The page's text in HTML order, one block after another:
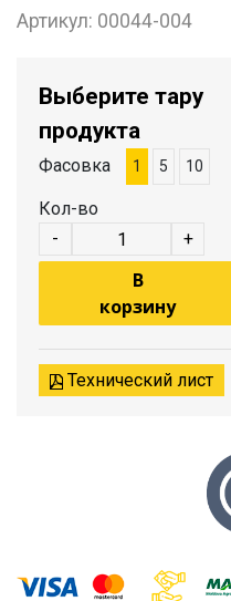
Артикул: 00044-004
Выберите тару
продукта
Фасовка 1 5 10
Кол-во
-
+
В
корзину
Технический лист